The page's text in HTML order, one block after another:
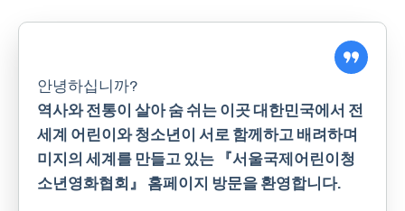
안녕하십니까?
역사와 전통이 살아 숨 쉬는 이곳 대한민국에서 전
세계 어린이와 청소년이 서로 함께하고 배려하며
미지의 세계를 만들고 있는 『서울국제어린이청
소년영화협회』 홈페이지 방문을 환영합니다.